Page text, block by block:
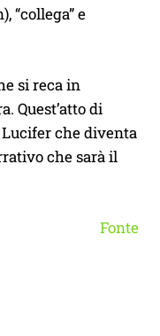
“collega” e
si reca in
Quest’atto di
che diventa
che sarà il
Fonte